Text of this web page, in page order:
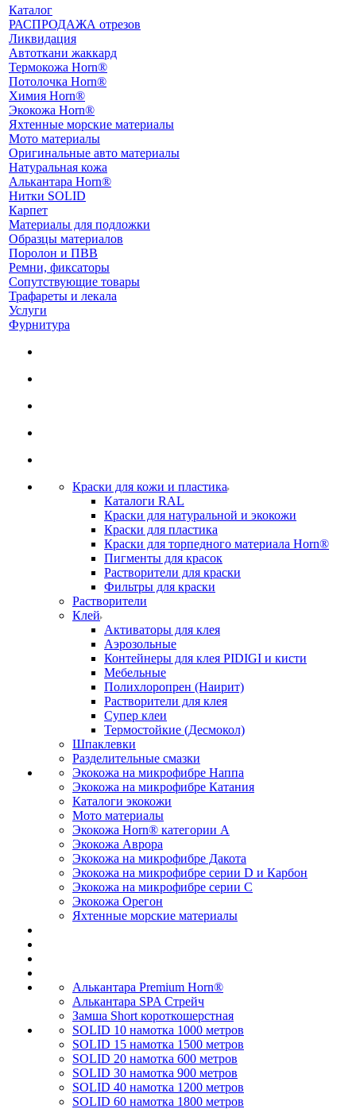
Каталог
РАСПРОДАЖА отрезов
Ликвидация
Автоткани жаккард
Термокожа Horn®
Потолочка Horn®
Химия Horn®
Экокожа Horn®
Яхтенные морские материалы
Мото материалы
Оригинальные авто материалы
Натуральная кожа
Алькантара Horn®
Нитки SOLID
Карпет
Материалы для подложки
Образцы материалов
Поролон и ПВВ
Ремни, фиксаторы
Сопутствующие товары
Трафареты и лекала
Услуги
Фурнитура
Краски для кожи и пластика
Каталоги RAL
Краски для натуральной и экокожи
Краски для пластика
Краски для торпедного материала Horn®
Пигменты для красок
Растворители для краски
Фильтры для краски
Растворители
Клей
Активаторы для клея
Аэрозольные
Контейнеры для клея PIDIGI и кисти
Мебельные
Полихлоропрен (Наирит)
Растворители для клея
Супер клеи
Термостойкие (Десмокол)
Шпаклевки
Разделительные смазки
Экокожа на микрофибре Наппа
Экокожа на микрофибре Катания
Каталоги экокожи
Мото материалы
Экокожа Horn® категории A
Экокожа Аврора
Экокожа на микрофибре Дакота
Экокожа на микрофибре серии D и Карбон
Экокожа на микрофибре серии С
Экокожа Орегон
Яхтенные морские материалы
Алькантара Premium Horn®
Алькантара SPA Стрейч
Замша Short короткошерстная
SOLID 10 намотка 1000 метров
SOLID 15 намотка 1500 метров
SOLID 20 намотка 600 метров
SOLID 30 намотка 900 метров
SOLID 40 намотка 1200 метров
SOLID 60 намотка 1800 метров